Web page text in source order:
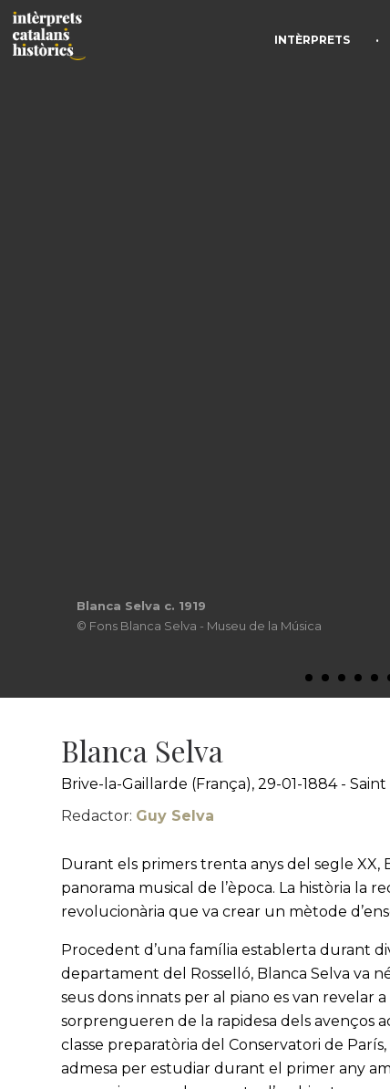
INTÈRPRETS •
Blanca Selva c. 1919
© Fons Blanca Selva - Museu de la Música
Blanca Selva
Brive-la-Gaillarde (França), 29-01-1884 -
Redactor: Guy Selva
Durant els primers trenta anys del segle XX,
panorama musical de l’època. La història la
revolucionària que va crear un mètode
Procedent d’una família establerta durant
departament del Rosselló, Blanca Selva va
seus dons innats per al piano es van revelar
sorprengueren de la rapidesa dels avenços
classe preparatòria del Conservatori de
admesa per estudiar durant el primer any